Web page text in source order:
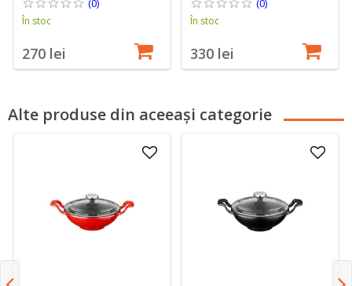
În stoc
270 lei
În stoc
330 lei
Alte produse din aceeași categorie